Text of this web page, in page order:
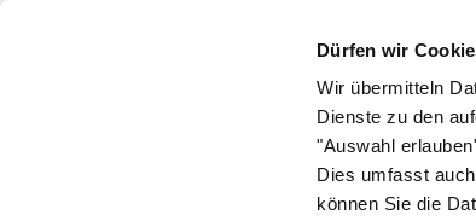
Dürfen wir
Wir übermitteln
Dienste zu den
"Auswahl
Dies umfasst
können Sie die
Symptome Therapie